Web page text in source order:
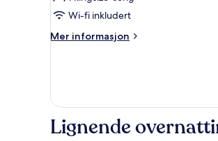
for
person
Wi-fi inkludert
Mer informasjon
Mer
1
person
Lignende